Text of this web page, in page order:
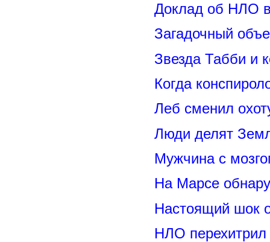
Доклад об НЛО
Загадочный
Звезда Табби и
Когда
Леб сменил
Люди делят
Мужчина с
На Марсе
Настоящий шок
НЛО перехитрил